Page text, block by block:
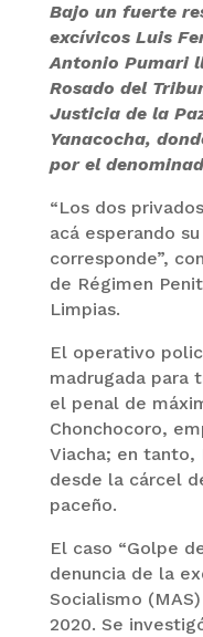
Bajo un fuerte
excívicos Luis
Antonio Pumari
Rosado del
Justicia de la
Yanacocha,
por el
“Los dos
acá esperando
corresponde”,
de Régimen
Limpias.
El operativo
madrugada para
el penal de
Chonchocoro,
Viacha; en tanto,
desde la cárcel
paceño.
El caso “Golpe
denuncia de la
Socialismo
2020. Se